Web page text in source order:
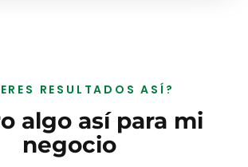
RESULTADOS ASÍ?
algo así para mi
negocio